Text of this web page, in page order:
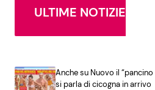
ULTIME NOTIZIE
Anche su Nuovo il
si parla di cicogna in arrivo